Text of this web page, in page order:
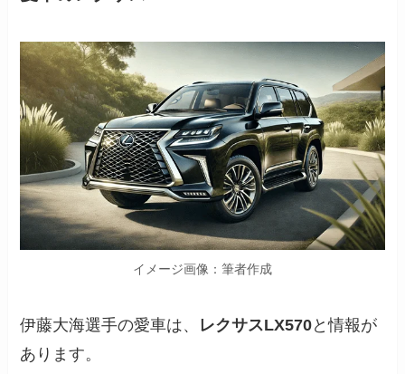
イメージ画像：筆者作成
伊藤大海選手の愛車は、 レクサスLX570と情報が
あります。